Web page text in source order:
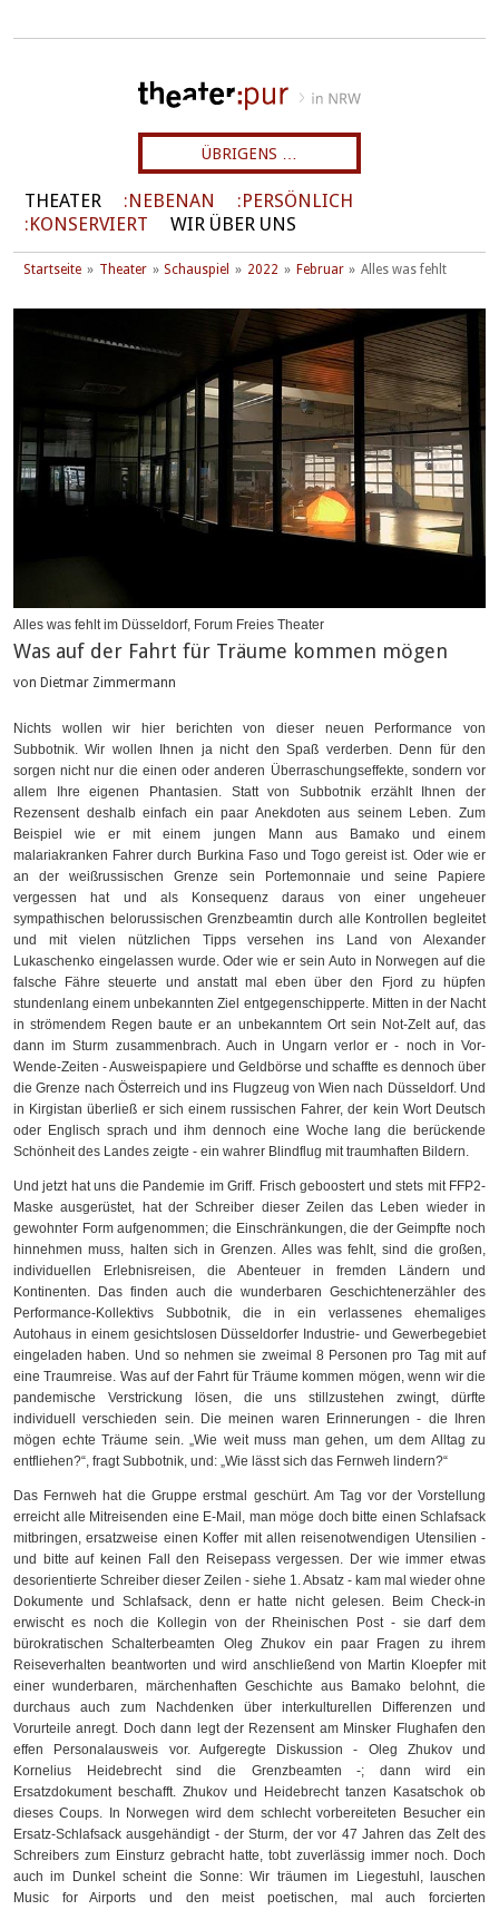
ÜBRIGENS …
THEATER NEBENAN
PERSÖNLICH
KONSERVIERT
WIR ÜBER UNS
Startseite Theater Schauspiel 2022 Februar Alles was fehlt
Alles was fehlt im Düsseldorf, Forum Freies Theater
Was auf der Fahrt für Träume kommen mögen
von Dietmar Zimmermann
Nichts wollen wir hier berichten von dieser neuen Performance von
Subbotnik. Wir wollen Ihnen ja nicht den Spaß verderben. Denn für den
sorgen nicht nur die einen oder anderen Überraschungseffekte, sondern vor
allem Ihre eigenen Phantasien. Statt von Subbotnik erzählt Ihnen der
Rezensent deshalb einfach ein paar Anekdoten aus seinem Leben. Zum
Beispiel wie er mit einem jungen Mann aus Bamako und einem
malariakranken Fahrer durch Burkina Faso und Togo gereist ist. Oder wie er
an der weißrussischen Grenze sein Portemonnaie und seine Papiere
vergessen hat und als Konsequenz daraus von einer ungeheuer
sympathischen belorussischen Grenzbeamtin durch alle Kontrollen begleitet
und mit vielen nützlichen Tipps versehen ins Land von Alexander
Lukaschenko eingelassen wurde. Oder wie er sein Auto in Norwegen auf die
falsche Fähre steuerte und anstatt mal eben über den Fjord zu hüpfen
stundenlang einem unbekannten Ziel entgegenschipperte. Mitten in der Nacht
in strömendem Regen baute er an unbekanntem Ort sein Not-Zelt auf, das
dann im Sturm zusammenbrach. Auch in Ungarn verlor er - noch in Vor-
Wende-Zeiten - Ausweispapiere und Geldbörse und schaffte es dennoch über
die Grenze nach Österreich und ins Flugzeug von Wien nach Düsseldorf. Und
in Kirgistan überließ er sich einem russischen Fahrer, der kein Wort Deutsch
oder Englisch sprach und ihm dennoch eine Woche lang die berückende
Schönheit des Landes zeigte - ein wahrer Blindflug mit traumhaften Bildern.
Und jetzt hat uns die Pandemie im Griff. Frisch geboostert und stets mit FFP2-
Maske ausgerüstet, hat der Schreiber dieser Zeilen das Leben wieder in
gewohnter Form aufgenommen; die Einschränkungen, die der Geimpfte noch
hinnehmen muss, halten sich in Grenzen. Alles was fehlt, sind die großen,
individuellen Erlebnisreisen, die Abenteuer in fremden Ländern und
Kontinenten. Das finden auch die wunderbaren Geschichtenerzähler des
Performance-Kollektivs Subbotnik, die in ein verlassenes ehemaliges
Autohaus in einem gesichtslosen Düsseldorfer Industrie- und Gewerbegebiet
eingeladen haben. Und so nehmen sie zweimal 8 Personen pro Tag mit auf
eine Traumreise. Was auf der Fahrt für Träume kommen mögen, wenn wir die
pandemische Verstrickung lösen, die uns stillzustehen zwingt, dürfte
individuell verschieden sein. Die meinen waren Erinnerungen - die Ihren
mögen echte Träume sein. „Wie weit muss man gehen, um dem Alltag zu
entfliehen?“, fragt Subbotnik, und: „Wie lässt sich das Fernweh lindern?“
Das Fernweh hat die Gruppe erstmal geschürt. Am Tag vor der Vorstellung
erreicht alle Mitreisenden eine E-Mail, man möge doch bitte einen Schlafsack
mitbringen, ersatzweise einen Koffer mit allen reisenotwendigen Utensilien -
und bitte auf keinen Fall den Reisepass vergessen. Der wie immer etwas
desorientierte Schreiber dieser Zeilen - siehe 1. Absatz - kam mal wieder ohne
Dokumente und Schlafsack, denn er hatte nicht gelesen. Beim Check-in
erwischt es noch die Kollegin von der Rheinischen Post - sie darf dem
bürokratischen Schalterbeamten Oleg Zhukov ein paar Fragen zu ihrem
Reiseverhalten beantworten und wird anschließend von Martin Kloepfer mit
einer wunderbaren, märchenhaften Geschichte aus Bamako belohnt, die
durchaus auch zum Nachdenken über interkulturellen Differenzen und
Vorurteile anregt. Doch dann legt der Rezensent am Minsker Flughafen den
effen Personalausweis vor. Aufgeregte Diskussion - Oleg Zhukov und
Kornelius Heidebrecht sind die Grenzbeamten -; dann wird ein
Ersatzdokument beschafft. Zhukov und Heidebrecht tanzen Kasatschok ob
dieses Coups. In Norwegen wird dem schlecht vorbereiteten Besucher ein
Ersatz-Schlafsack ausgehändigt - der Sturm, der vor 47 Jahren das Zelt des
Schreibers zum Einsturz gebracht hatte, tobt zuverlässig immer noch. Doch
auch im Dunkel scheint die Sonne: Wir träumen im Liegestuhl, lauschen
Music for Airports und den meist poetischen, mal auch forcierten